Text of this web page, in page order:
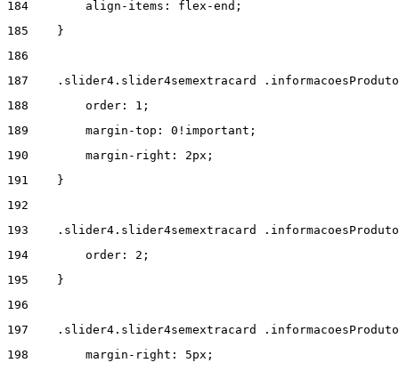
184
        align-items: flex-end;
185
    }
186
187
.slider4.slider4semextracard
188
        order: 1;
189
        margin-top: 0!important;
190
        margin-right: 2px;
191
    }
192
193
.slider4.slider4semextracard
194
        order: 2;
195
    }
196
197
.slider4.slider4semextracard
198
        margin-right: 5px;